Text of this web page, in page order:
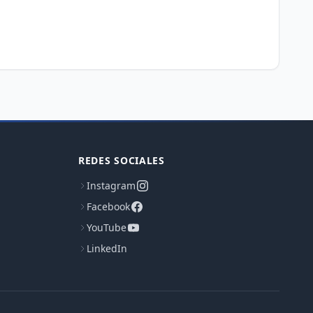
REDES SOCIALES
Instagram
Facebook
YouTube
LinkedIn